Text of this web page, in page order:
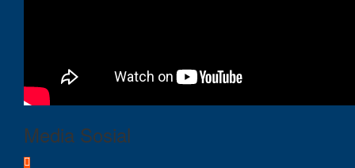
Media Sosial